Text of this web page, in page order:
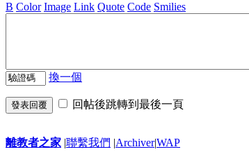
B Color Image Link Quote Code Smilies
換一個
發表回覆 回帖後跳轉到最後一頁
離教者之家 |聯繫我們 |Archiver|WAP